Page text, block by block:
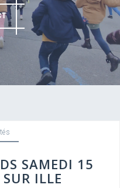
SAMEDI 15
ILLE